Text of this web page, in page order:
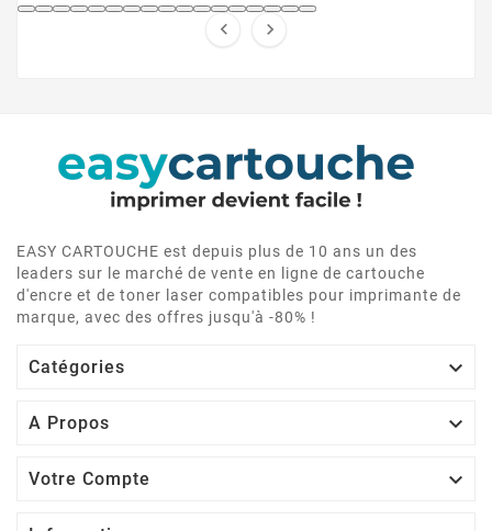
 
EASY CARTOUCHE est depuis plus de 10 ans un des
leaders sur le marché de vente en ligne de cartouche
d'encre et de toner laser compatibles pour imprimante de
marque, avec des offres jusqu'à -80% !
Catégories 
A Propos 
Votre Compte 